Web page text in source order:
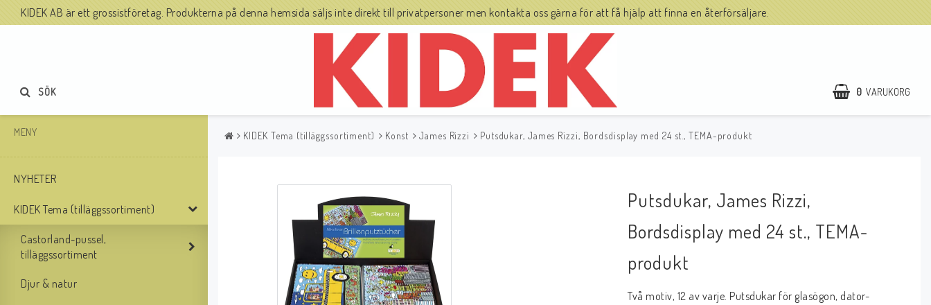
KIDEK AB är ett grossistföretag. Produkterna på denna hemsida säljs inte direkt till privatpersoner men kontakta oss gärna för att få hjälp att finna en återförsäljare.
0 VARUKORG
SÖK
MENY
NYHETER
KIDEK Tema (tilläggssortiment)
Castorland-pussel,
tilläggssortiment
Djur & natur
KIDEK Tema (tilläggssortiment) Konst James Rizzi Putsdukar, James Rizzi, Bordsdisplay med 24 st., TEMA-produkt
Putsdukar, James Rizzi,
Bordsdisplay med 24 st., TEMA-
produkt
Två motiv, 12 av varje. Putsdukar för glasögon, dator-